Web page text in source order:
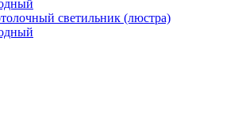
светильник (люстра)